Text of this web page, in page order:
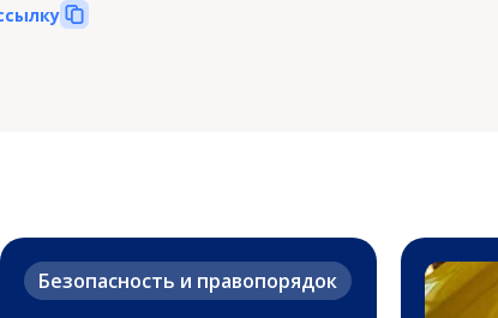
Безопасность и правопорядок